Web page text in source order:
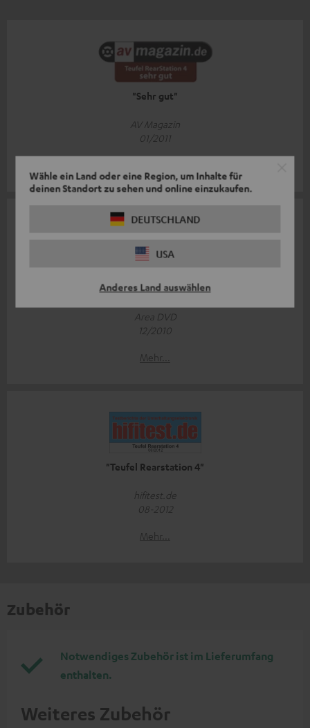
Wähle ein Land oder eine Region, um Inhalte für
deinen Standort zu sehen und online einzukaufen.
DEUTSCHLAND
USA
Anderes Land auswählen
"Sehr gut"
AV Magazin
01/2011
Einsatzmöglichkeiten"
Area DVD
12/2010
Mehr...
"Teufel Rearstation 4"
hifitest.de
08-2012
Mehr...
Zubehör
Notwendiges Zubehör ist im Lieferumfang
enthalten.
Weiteres Zubehör